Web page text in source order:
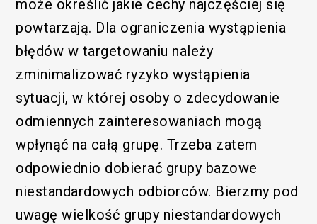
może określić jakie cechy najczęściej się
powtarzają. Dla ograniczenia wystąpienia
błędów w targetowaniu należy
zminimalizować ryzyko wystąpienia
sytuacji, w której osoby o zdecydowanie
odmiennych zainteresowaniach mogą
wpłynąć na całą grupę. Trzeba zatem
odpowiednio dobierać grupy bazowe
niestandardowych odbiorców. Bierzmy pod
uwagę wielkość grupy niestandardowych